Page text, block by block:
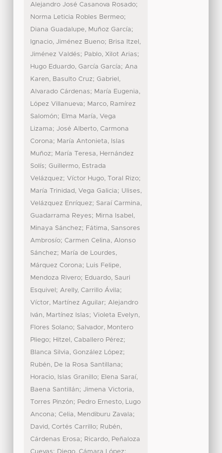
Alejandro José Casanova Rosado;
Norma Leticia Robles Bermeo;
Diana Guadalupe, Muñoz García;
Ignacio, Jiménez Bueno; Brisa Itzel,
Jiménez Valdés; Pablo, Xilot Arias;
Hugo Eduardo, García García; Ana
Karen, Basulto Cruz; Gabriel,
Alvarado Cárdenas; María Eugenia,
López Villanueva; Marco, Ramírez
Salomón; Elma María, Vega
Lizama; José Alberto, Carmona
Corona; María Antonieta, Islas
Muñoz; María Teresa, Hernández
Solís; Guillermo, Estrada
Velázquez; Víctor Hugo, Toral Rizo;
María Trinidad, Vega Galicia; Ulises,
Velázquez Enríquez; Saraí Carmina,
Guadarrama Reyes; Mirna Isabel,
Minaya Sánchez; Fátima, Sansores
Ambrosío; Carmen Celina, Alonso
Sánchez; María de Lourdes,
Márquez Corona; Luis Felipe,
Mendoza Rivero; Eduardo, Sauri
Esquivel ; Arelly, Carrillo Ávila;
Víctor, Martínez Aguilar; Alejandro
Iván, Martínez Islas; Violeta Evelyn,
Flores Solano; Salvador, Montero
Pliego; Hitzel, Caballero Pérez;
Blanca Silvia, González López;
Rubén, De la Rosa Santillana;
Horacio, Islas Granillo; Elena Saraí,
Baena Santillán; Jimena Victoria,
Torres Pinzón; Pedro Ernesto, Lugo
Ancona; Celia, Mendiburu Zavala;
David, Cortés Carrillo; Rubén,
Cárdenas Erosa; Ricardo, Peñaloza
; ;